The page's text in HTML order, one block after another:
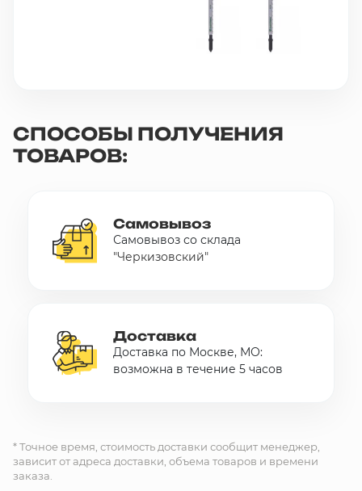
СПОСОБЫ ПОЛУЧЕНИЯ
ТОВАРОВ:
Самовывоз
Самовывоз со склада
"Черкизовский"
Доставка
Доставка по Москве, МО:
возможна в течение 5 часов
* Точное время, стоимость доставки сообщит менеджер,
зависит от адреса доставки, объема товаров и времени
заказа.